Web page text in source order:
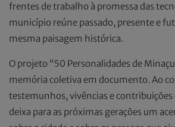
frentes de trabalho à promessa das
município reúne passado, presente e
mesma paisagem histórica.
O projeto “50 Personalidades de
memória coletiva em documento. Ao
testemunhos, vivências e
deixa para as próximas gerações um